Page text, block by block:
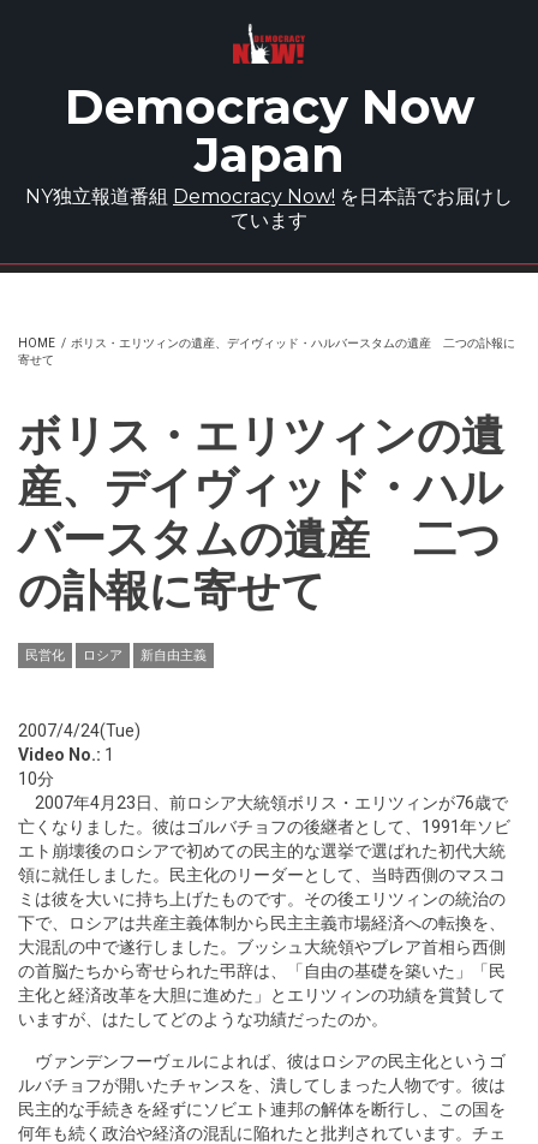
Democracy Now
Japan
NY独立報道番組 Democracy Now! を日本語でお届けし
ています
HOME / ボリス・エリツィンの遺産、デイヴィッド・ハルバースタムの遺産 二つの訃報に
寄せて
ボリス・エリツィンの遺
産、デイヴィッド・ハル
バースタムの遺産 二つ
の訃報に寄せて
民営化 ロシア 新自由主義
2007/4/24(Tue)
Video No.: 1
10分
2007年4月23日、前ロシア大統領ボリス・エリツィンが76歳で
亡くなりました。彼はゴルバチョフの後継者として、1991年ソビ
エト崩壊後のロシアで初めての民主的な選挙で選ばれた初代大統
領に就任しました。民主化のリーダーとして、当時西側のマスコ
ミは彼を大いに持ち上げたものです。その後エリツィンの統治の
下で、ロシアは共産主義体制から民主主義市場経済への転換を、
大混乱の中で遂行しました。ブッシュ大統領やブレア首相ら西側
の首脳たちから寄せられた弔辞は、「自由の基礎を築いた」「民
主化と経済改革を大胆に進めた」とエリツィンの功績を賞賛して
いますが、はたしてどのような功績だったのか。
ヴァンデンフーヴェルによれば、彼はロシアの民主化というゴ
ルバチョフが開いたチャンスを、潰してしまった人物です。彼は
民主的な手続きを経ずにソビエト連邦の解体を断行し、この国を
何年も続く政治や経済の混乱に陥れたと批判されています。チェ